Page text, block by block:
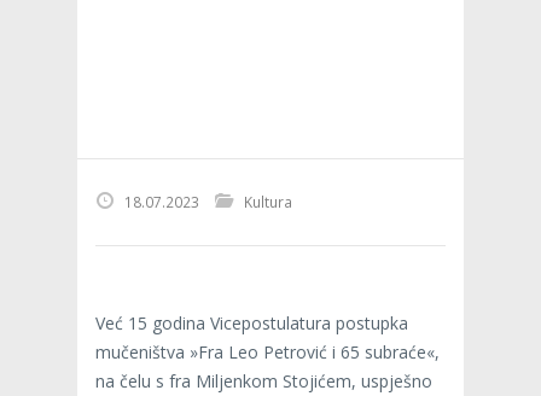
18.07.2023 Kultura
Već 15 godina Vicepostulatura postupka
mučeništva »Fra Leo Petrović i 65 subraće«,
na čelu s fra Miljenkom Stojićem, uspješno